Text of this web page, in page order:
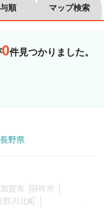
ント・レセプション
エステティシャン
順 マップ検索
0件見つかりました。
長野県
加賀市
羽咋市
郡川北町